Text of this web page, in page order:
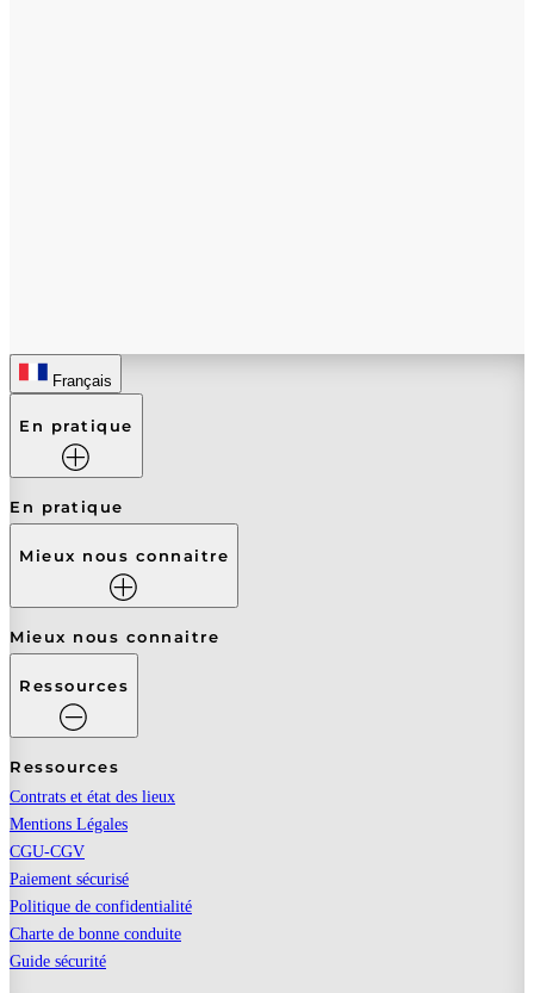
Français
En pratique
En pratique
Mieux nous connaitre
Mieux nous connaitre
Ressources
Ressources
Contrats et état des lieux
Mentions Légales
CGU-CGV
Paiement sécurisé
Politique de confidentialité
Charte de bonne conduite
Guide sécurité